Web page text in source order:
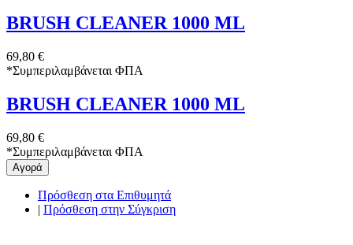
BRUSH CLEANER 1000 ML
69,80 €
*Συμπεριλαμβάνεται ΦΠΑ
BRUSH CLEANER 1000 ML
69,80 €
*Συμπεριλαμβάνεται ΦΠΑ
Αγορά
Πρόσθεση στα Επιθυμητά
| Πρόσθεση στην Σύγκριση